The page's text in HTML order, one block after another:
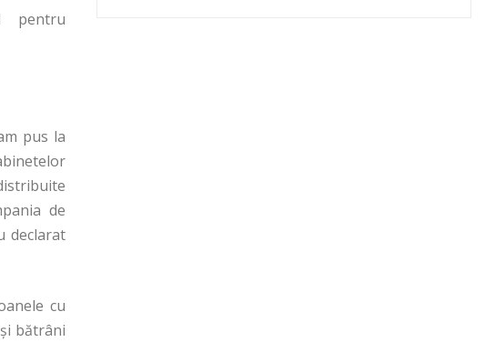
pentru
pus la
de
declarat
cu
bătrâni